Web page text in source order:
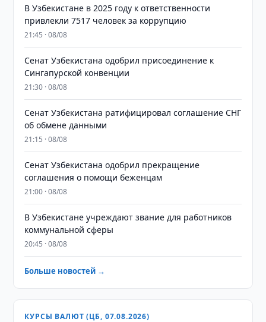
В Узбекистане в 2025 году к ответственности
привлекли 7517 человек за коррупцию
21:45 · 08/08
Сенат Узбекистана одобрил присоединение к
Сингапурской конвенции
21:30 · 08/08
Сенат Узбекистана ратифицировал соглашение СНГ
об обмене данными
21:15 · 08/08
Сенат Узбекистана одобрил прекращение
соглашения о помощи беженцам
21:00 · 08/08
В Узбекистане учреждают звание для работников
коммунальной сферы
20:45 · 08/08
Больше новостей →
КУРСЫ ВАЛЮТ (ЦБ, 07.08.2026)